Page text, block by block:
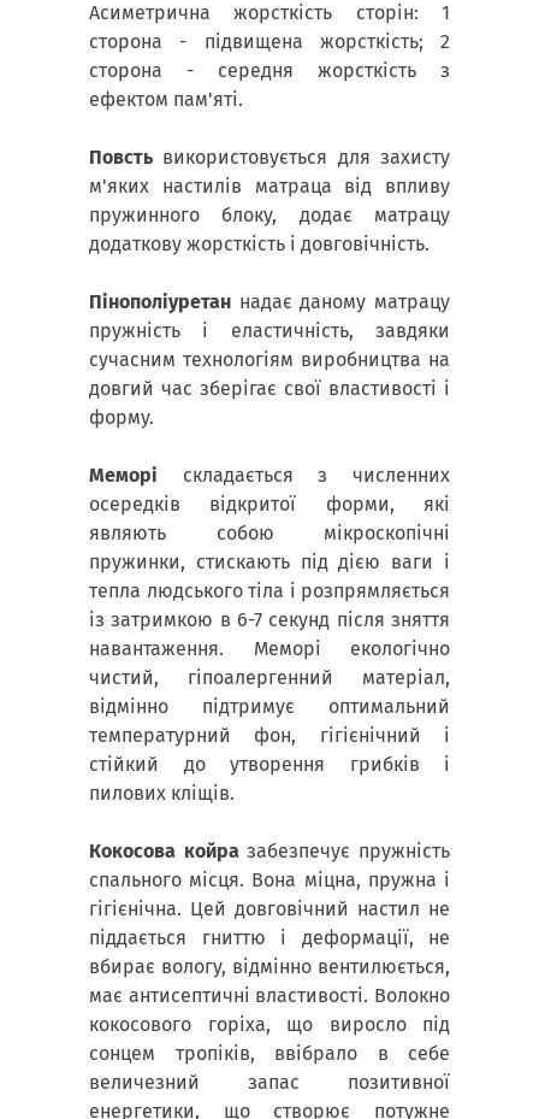
Асиметрична жорсткість сторін: 1
сторона - підвищена жорсткість; 2
сторона - середня жорсткість з
ефектом пам'яті.
Повсть використовується для захисту
м'яких настилів матраца від впливу
пружинного блоку, додає матрацу
додаткову жорсткість і довговічність.
Пінополіуретан надає даному матрацу
пружність і еластичність, завдяки
сучасним технологіям виробництва на
довгий час зберігає свої властивості і
форму.
Меморі складається з численних
осередків відкритої форми, які
являють собою мікроскопічні
пружинки, стискають під дією ваги і
тепла людського тіла і розпрямляється
із затримкою в 6-7 секунд після зняття
навантаження. Меморі екологічно
чистий, гіпоалергенний матеріал,
відмінно підтримує оптимальний
температурний фон, гігієнічний і
стійкий до утворення грибків і
пилових кліщів.
Кокосова койразабезпечує пружність
спального місця. Вона міцна, пружна і
гігієнічна. Цей довговічний настил не
піддається гниттю і деформації, не
вбирає вологу, відмінно вентилюється,
має антисептичні властивості. Волокно
кокосового горіха, що виросло під
сонцем тропіків, ввібрало в себе
величезний запас позитивної
енергетики, що створює потужне